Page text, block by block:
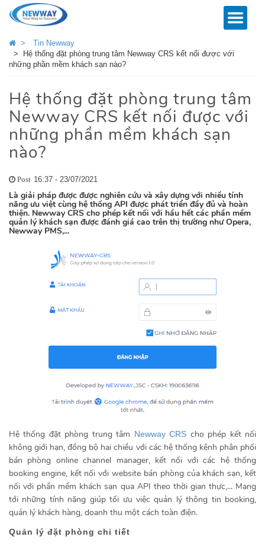
>
Tin Newway
>
Hệ thống đặt phòng trung tâm Newway CRS kết nối được với
những phần mềm khách sạn nào?
Hệ thống đặt phòng trung tâm
Newway CRS kết nối được với
những phần mềm khách sạn
nào?
Post 16:37 - 23/07/2021
Là giải pháp được được nghiên cứu và xây dựng với nhiều tính
năng ưu việt cùng hệ thống API được phát triển đầy đủ và hoàn
thiện. Newway CRS cho phép kết nối với hầu hết các phần mềm
quản lý khách sạn được đánh giá cao trên thị trường như Opera,
Newway PMS,...
Hệ thống đặt phòng trung tâm Newway CRS cho phép kết nối
không giới hạn, đồng bộ hai chiều với các hệ thống kênh phân phối
bán phòng online channel manager, kết nối với các hệ thống
booking engine, kết nối với website bán phòng của khách sạn, kết
nối với phần mềm khách sạn qua API theo thời gian thực,... Mang
tới những tính năng giúp tối ưu việc quản lý thông tin booking,
quản lý khách hàng, doanh thu một cách toàn điện.
Quản lý đặt phòng chi tiết